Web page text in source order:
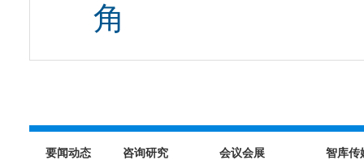
角
要闻动态 咨询研究 会议会展 智库传